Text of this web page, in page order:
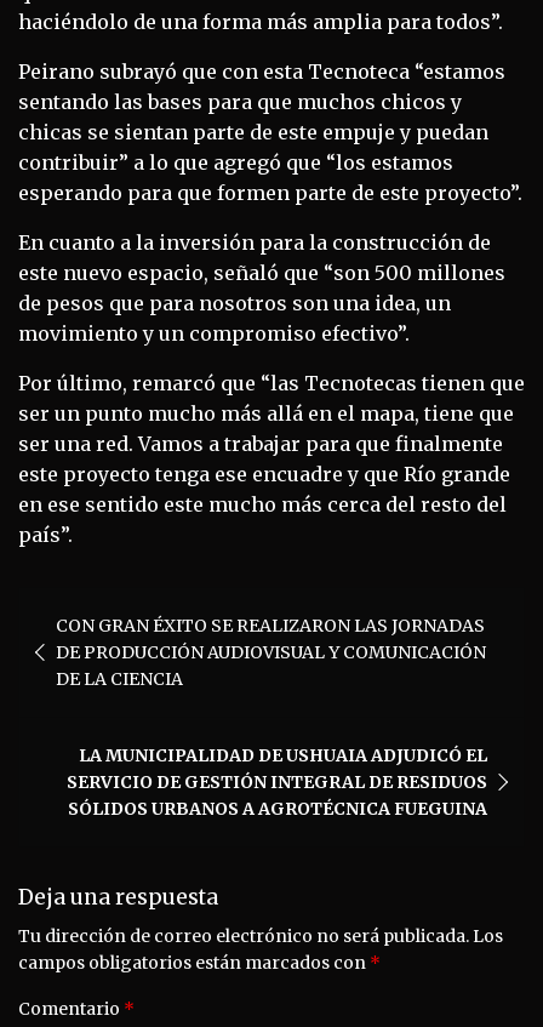
haciéndolo de una forma más amplia para todos”.
Peirano subrayó que con esta Tecnoteca “estamos
sentando las bases para que muchos chicos y
chicas se sientan parte de este empuje y puedan
contribuir” a lo que agregó que “los estamos
esperando para que formen parte de este proyecto”.
En cuanto a la inversión para la construcción de
este nuevo espacio, señaló que “son 500 millones
de pesos que para nosotros son una idea, un
movimiento y un compromiso efectivo”.
Por último, remarcó que “las Tecnotecas tienen que
ser un punto mucho más allá en el mapa, tiene que
ser una red. Vamos a trabajar para que finalmente
este proyecto tenga ese encuadre y que Río grande
en ese sentido este mucho más cerca del resto del
país”.
Navegación
de
entradas
CON GRAN ÉXITO SE REALIZARON LAS JORNADAS
DE PRODUCCIÓN AUDIOVISUAL Y COMUNICACIÓN
DE LA CIENCIA
LA MUNICIPALIDAD DE USHUAIA ADJUDICÓ EL
SERVICIO DE GESTIÓN INTEGRAL DE RESIDUOS
SÓLIDOS URBANOS A AGROTÉCNICA FUEGUINA
Deja una respuesta
Tu dirección de correo electrónico no será publicada.Los
campos obligatorios están marcados con *
Comentario *